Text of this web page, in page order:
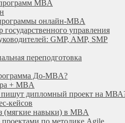
MBA
онлайн-MBA
государственного управления
GMP, AMP, SMP
переподготовка
До-MBA?
+ MBA
пишут дипломный проект на
кейсов
(мягкие навыки) в MBA